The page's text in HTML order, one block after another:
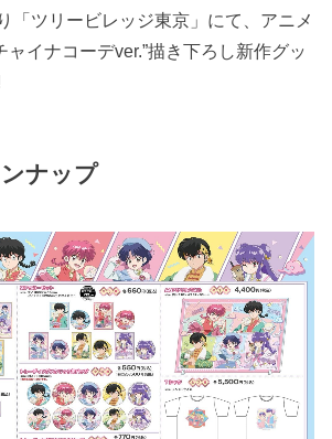
「ツリービレッジ東京」にて、アニメ
ャイナコーデver.”描き下ろし新作グッ
ナップ